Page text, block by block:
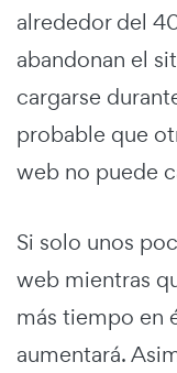
alrededor del
abandonan el
cargarse
probable que
web no puede
Si solo unos
web mientras
más tiempo en
aumentará.